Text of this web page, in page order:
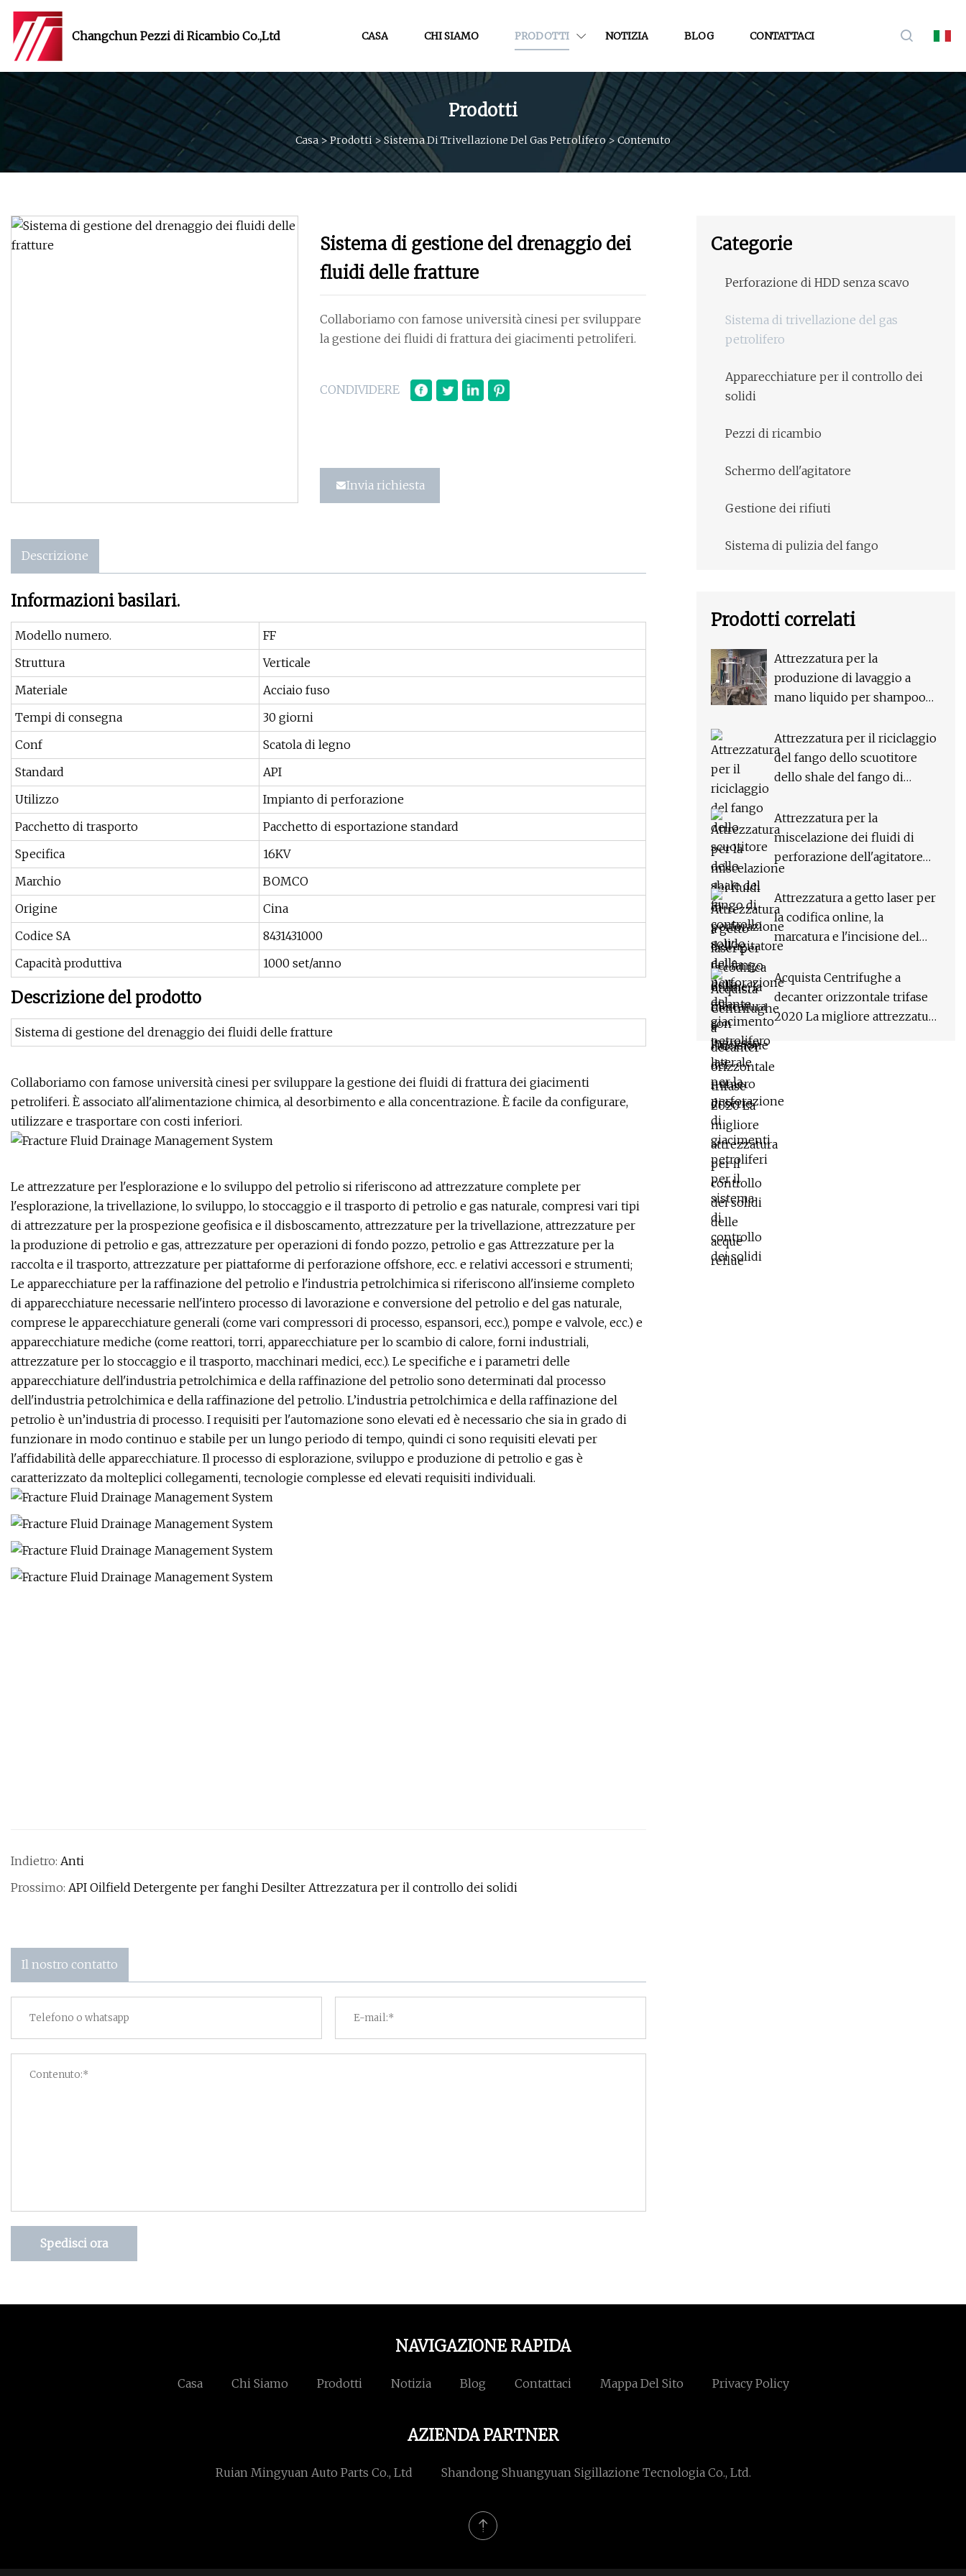
Changchun Pezzi di Ricambio Co.,Ltd CASA CHI SIAMO PRODOTTI NOTIZIA BLOG CONTATTACI
Prodotti
Casa >Prodotti >Sistema Di Trivellazione Del Gas Petrolifero> Contenuto
Sistema di gestione del drenaggio dei
fluidi delle fratture
Collaboriamo con famose università cinesi per sviluppare
la gestione dei fluidi di frattura dei giacimenti petroliferi.
CONDIVIDERE
Invia richiesta
Descrizione
Informazioni basilari.
Modello numero.
FF
Struttura
Verticale
Materiale
Acciaio fuso
Tempi di consegna
30 giorni
Conf
Scatola di legno
Standard
API
Utilizzo
Impianto di perforazione
Pacchetto di trasporto
Pacchetto di esportazione standard
Specifica
16KV
Marchio
BOMCO
Origine
Cina
Codice SA
8431431000
Capacità produttiva
1000 set/anno
Descrizione del prodotto
Sistema di gestione del drenaggio dei fluidi delle fratture
Collaboriamo con famose università cinesi per sviluppare la gestione dei fluidi di frattura dei giacimenti
petroliferi. È associato all'alimentazione chimica, al desorbimento e alla concentrazione. È facile da configurare,
utilizzare e trasportare con costi inferiori.
Le attrezzature per l'esplorazione e lo sviluppo del petrolio si riferiscono ad attrezzature complete per
l'esplorazione, la trivellazione, lo sviluppo, lo stoccaggio e il trasporto di petrolio e gas naturale, compresi vari tipi
di attrezzature per la prospezione geofisica e il disboscamento, attrezzature per la trivellazione, attrezzature per
la produzione di petrolio e gas, attrezzature per operazioni di fondo pozzo, petrolio e gas Attrezzature per la
raccolta e il trasporto, attrezzature per piattaforme di perforazione offshore, ecc. e relativi accessori e strumenti;
Le apparecchiature per la raffinazione del petrolio e l'industria petrolchimica si riferiscono all'insieme completo
di apparecchiature necessarie nell'intero processo di lavorazione e conversione del petrolio e del gas naturale,
comprese le apparecchiature generali (come vari compressori di processo, espansori, ecc.), pompe e valvole, ecc.) e
apparecchiature mediche (come reattori, torri, apparecchiature per lo scambio di calore, forni industriali,
attrezzature per lo stoccaggio e il trasporto, macchinari medici, ecc.). Le specifiche e i parametri delle
apparecchiature dell'industria petrolchimica e della raffinazione del petrolio sono determinati dal processo
dell'industria petrolchimica e della raffinazione del petrolio. L’industria petrolchimica e della raffinazione del
petrolio è un’industria di processo. I requisiti per l'automazione sono elevati ed è necessario che sia in grado di
funzionare in modo continuo e stabile per un lungo periodo di tempo, quindi ci sono requisiti elevati per
l'affidabilità delle apparecchiature. Il processo di esplorazione, sviluppo e produzione di petrolio e gas è
caratterizzato da molteplici collegamenti, tecnologie complesse ed elevati requisiti individuali.
Indietro: Anti
Prossimo: API Oilfield Detergente per fanghi Desilter Attrezzatura per il controllo dei solidi
Il nostro contatto
Spedisci ora
Categorie
Perforazione di HDD senza scavo
Sistema di trivellazione del gas
petrolifero
Apparecchiature per il controllo dei
solidi
Pezzi di ricambio
Schermo dell'agitatore
Gestione dei rifiuti
Sistema di pulizia del fango
Prodotti correlati
Attrezzatura per la
produzione di lavaggio a
mano liquido per shampoo
miscelatore per giacca
riscaldatore elettrico per la
produzione di sapone
Attrezzatura per il riciclaggio
del fango dello scuotitore
dello shale del fango di
perforazione del giacimento
petrolifero
Attrezzatura per la
miscelazione dei fluidi di
perforazione dell'agitatore
del fango della girante con
ingresso laterale per la
perforazione di giacimenti
petroliferi per il sistema di
controllo dei solidi
Attrezzatura a getto laser per
la codifica online, la
marcatura e l'incisione del
Acquista Centrifughe a
decanter orizzontale trifase
2020 La migliore attrezzatura
NAVIGAZIONE RAPIDA
Casa Chi Siamo Prodotti Notizia Blog Contattaci Mappa Del Sito Privacy Policy
AZIENDA PARTNER
Ruian Mingyuan Auto Parts Co., Ltd Shandong Shuangyuan Sigillazione Tecnologia Co., Ltd.